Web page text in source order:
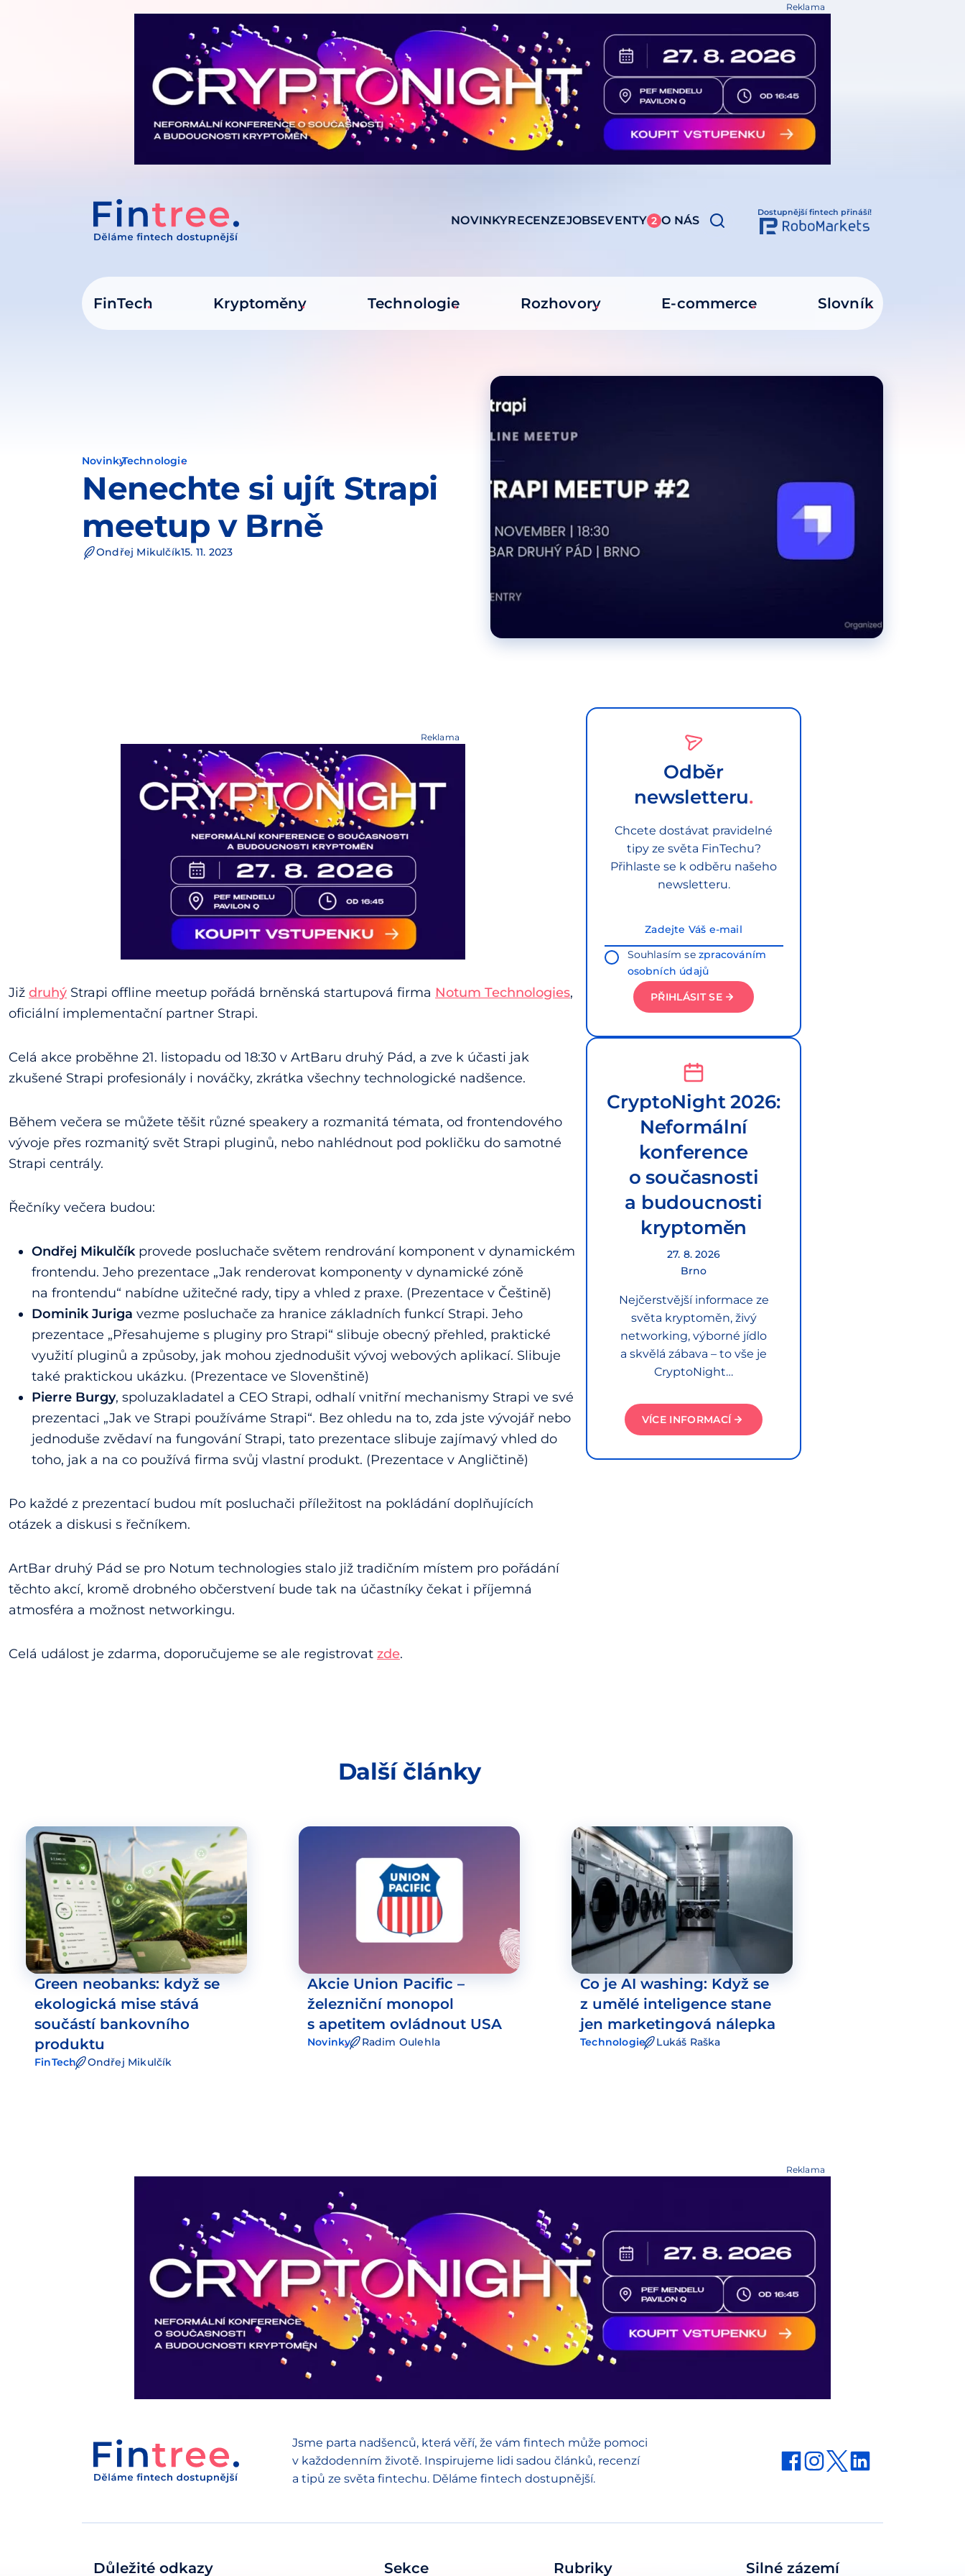
Reklama
NOVINKYRECENZEJOBSEVENTY 2 O NÁS
Dostupnější fintech přináší!
FinTech Kryptoměny Technologie Rozhovory E-commerce Slovník
NovinkyTechnologie
Nenechte si ujít Strapi
meetup v Brně
Ondřej Mikulčík15. 11. 2023
Reklama
Již druhý Strapi offline meetup pořádá brněnská startupová firma Notum Technologies,
oficiální implementační partner Strapi.
Celá akce proběhne 21. listopadu od 18:30 v ArtBaru druhý Pád, a zve k účasti jak
zkušené Strapi profesionály i nováčky, zkrátka všechny technologické nadšence.
Během večera se můžete těšit různé speakery a rozmanitá témata, od frontendového
vývoje přes rozmanitý svět Strapi pluginů, nebo nahlédnout pod pokličku do samotné
Strapi centrály.
Řečníky večera budou:
Ondřej Mikulčíkprovede posluchače světem rendrování komponent v dynamickém
frontendu. Jeho prezentace „Jak renderovat komponenty v dynamické zóně
na frontendu“ nabídne užitečné rady, tipy a vhled z praxe. (Prezentace v Češtině)
Dominik Juriga vezme posluchače za hranice základních funkcí Strapi. Jeho
prezentace „Přesahujeme s pluginy pro Strapi“ slibuje obecný přehled, praktické
využití pluginů a způsoby, jak mohou zjednodušit vývoj webových aplikací. Slibuje
také praktickou ukázku. (Prezentace ve Slovenštině)
Pierre Burgy, spoluzakladatel a CEO Strapi, odhalí vnitřní mechanismy Strapi ve své
prezentaci „Jak ve Strapi používáme Strapi“. Bez ohledu na to, zda jste vývojář nebo
jednoduše zvědaví na fungování Strapi, tato prezentace slibuje zajímavý vhled do
toho, jak a na co používá firma svůj vlastní produkt. (Prezentace v Angličtině)
Po každé z prezentací budou mít posluchači příležitost na pokládání doplňujících
otázek a diskusi s řečníkem.
ArtBar druhý Pád se pro Notum technologies stalo již tradičním místem pro pořádání
těchto akcí, kromě drobného občerstvení bude tak na účastníky čekat i příjemná
atmosféra a možnost networkingu.
Celá událost je zdarma, doporučujeme se ale registrovat zde.
Odběr
newsletteru
Chcete dostávat pravidelné
tipy ze světa FinTechu?
Přihlaste se k odběru našeho
newsletteru.
Souhlasím sezpracováním
osobních údajů
PŘIHLÁSIT SE
CryptoNight 2026:
Neformální
konference
o současnosti
a budoucnosti
kryptoměn
27. 8. 2026
Brno
Nejčerstvější informace ze
světa kryptoměn, živý
networking, výborné jídlo
a skvělá zábava – to vše je
CryptoNight…
VÍCE INFORMACÍ
Další články
Green neobanks: když se
ekologická mise stává
součástí bankovního
produktu
FinTech Ondřej Mikulčík
Akcie Union Pacific –
železniční monopol
s apetitem ovládnout USA
Novinky Radim Oulehla
Co je AI washing: Když se
z umělé inteligence stane
jen marketingová nálepka
Technologie Lukáš Raška
Reklama
Jsme parta nadšenců, která věří, že vám fintech může pomoci
v každodenním životě. Inspirujeme lidi sadou článků, recenzí
a tipů ze světa fintechu. Děláme fintech dostupnější.
Důležité odkazy Sekce Rubriky Silné zázemí